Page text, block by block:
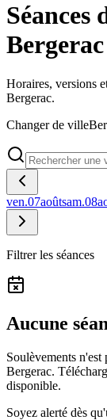
Séances
Bergerac
Horaires, versions
Bergerac.
Changer de ville
ven.07aoûtsam.08
Filtrer les séances
Aucune
Soulèvements n'est
Bergerac.
disponible.
Soyez alerté dès